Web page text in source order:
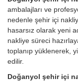
ambalajları ve
nedenle şehir içi
hasarsız olarak yeni
nakliye süreci
toplanıp yüklenerek,
edilir.
Doğanyol şehir içi